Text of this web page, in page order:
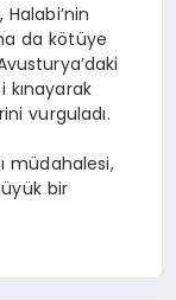
da kötüye
kınayarak
vurguladı.
müdahalesi,
bir